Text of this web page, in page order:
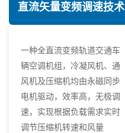
直流矢量变频调速技术
一种全直流变频轨道交通车
辆空调机组，冷凝风机、通
风机及压缩机均由永磁同步
电机驱动，效率高，无极调
速，实现根据负载需求实时
调节压缩机转速和风量